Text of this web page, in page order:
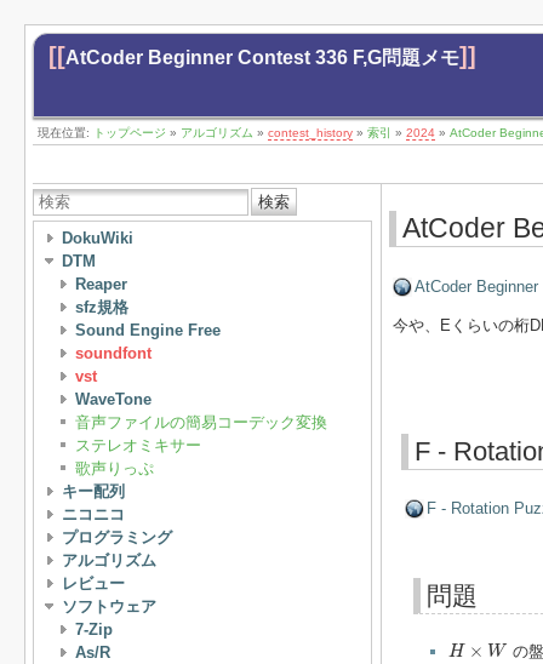
[[AtCoder Beginner Contest 336 F,G問題メモ]]
現在位置: トップページ » アルゴリズム » contest_history » 索引 » 2024 » AtCoder
検索
DokuWiki
DTM
Reaper
sfz規格
Sound Engine Free
soundfont
vst
WaveTone
音声ファイルの簡易コーデック変換
ステレオミキサー
歌声りっぷ
キー配列
ニコニコ
プログラミング
アルゴリズム
レビュー
ソフトウェア
7-Zip
As/R
AtCoder
AtCoder
今や、Eくらいの桁
F -
F - Rotation
問題
H × W
H×W
の